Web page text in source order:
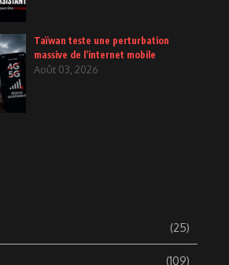
Taïwan teste une perturbation
massive de l’internet mobile
Août 03, 2026
(25)
(109)